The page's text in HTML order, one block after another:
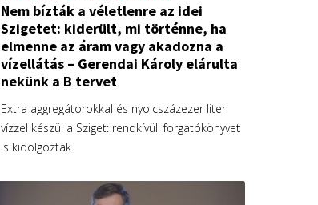
Nem bízták a véletlenre az idei
Szigetet: kiderült, mi történne, ha
elmenne az áram vagy akadozna a
vízellátás – Gerendai Károly elárulta
nekünk a B tervet
Extra aggregátorokkal és nyolcszázezer liter
vízzel készül a Sziget: rendkívüli forgatókönyvet
is kidolgoztak.